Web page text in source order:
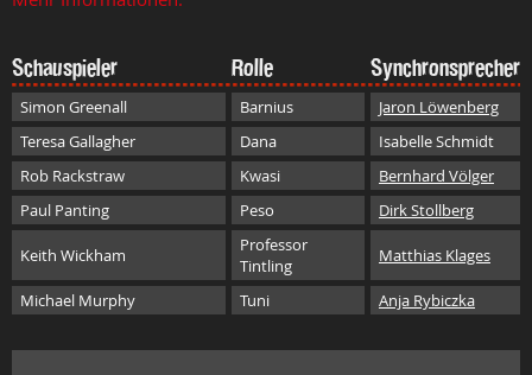
Schauspieler Rolle Synchronsprecher
Simon Greenall Barnius
Jaron Löwenberg
Teresa Gallagher
Dana
Isabelle Schmidt
Rob Rackstraw
Kwasi
Bernhard Völger
Paul Panting
Peso Dirk Stollberg
Keith Wickham
Professor
Tintling
Matthias Klages
Michael Murphy Tuni Anja Rybiczka